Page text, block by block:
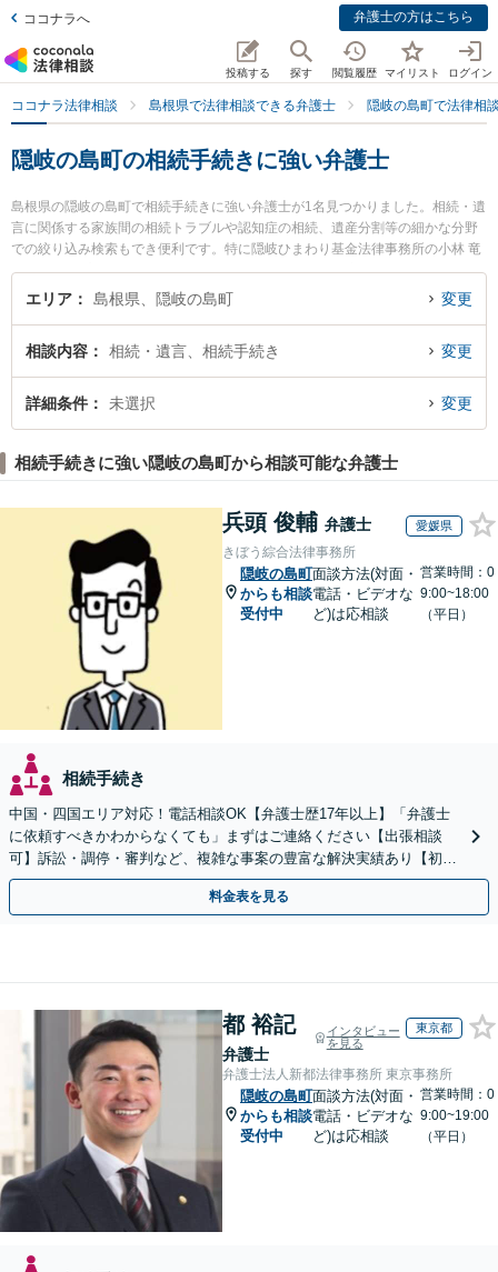
ココナラへ 弁護士の方はこちら
投稿する 探す 閲覧履歴 マイリスト ログイン
ココナラ法律相談 島根県で法律相談できる弁護士 隠岐の島町で法律相
隠岐の島町の相続手続きに強い弁護士
島根県の隠岐の島町で相続手続きに強い弁護士が1名見つかりました。相続・遺
言に関係する家族間の相続トラブルや認知症の相続、遺産分割等の細かな分野
での絞り込み検索もでき便利です。特に隠岐ひまわり基金法律事務所の小林 竜
也弁護士のプロフィール情報や弁護士費用、強みなどが注目されています。
『隠岐の島町で土日や夜間に発生した相続手続きのトラブルを今すぐに弁護士
に相談予約したい』などでお困りの相談者さんにおすすめです。
エリア 島根県、隠岐の島町 変更
相談内容 相続・遺言、相続手続き 変更
詳細条件 未選択 変更
相続手続きに強い隠岐の島町から相談可能な弁護士
兵頭 俊輔 弁護士 愛媛県
きぼう綜合法律事務所
隠岐の島町
からも相談
受付中
面談方法(対面・
電話・ビデオな
ど)は応相談
営業時間：0
9:00~18:00
（平日）
相続手続き
中国・四国エリア対応！電話相談OK【弁護士歴17年以上】「弁護士
に依頼すべきかわからなくても」まずはご連絡ください【出張相談
可】訴訟・調停・審判など、複雑な事案の豊富な解決実績あり【初回
相談無料】初回面談のみで解決できるケースもあります
料金表を見る
都 裕記
弁護士
インタビュー
を見る
東京都
弁護士法人新都法律事務所 東京事務所
隠岐の島町
からも相談
受付中
面談方法(対面・
電話・ビデオな
ど)は応相談
営業時間：0
9:00~19:00
（平日）